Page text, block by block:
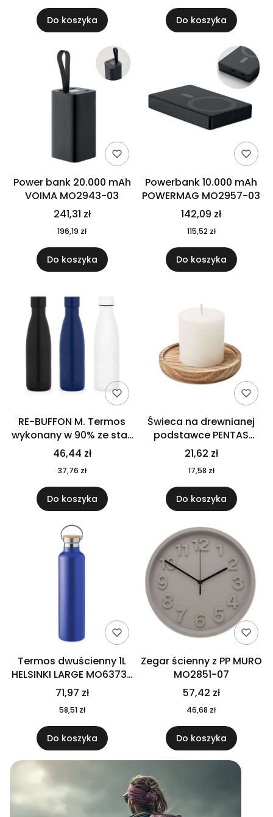
Do koszyka Do koszyka
Power bank 20.000 mAh
VOIMA MO2943-03
241,31 zł
196,19 zł
Do koszyka
Powerbank 10.000 mAh
POWERMAG MO2957-03
142,09 zł
115,52 zł
Do koszyka
RE-BUFFON M. Termos
wykonany w 90% ze stali
nierdzewnej
pochodzącej z
recyklingu 520 ml 94294
46,44 zł
37,76 zł
Do koszyka
Świeca na drewnianej
podstawce PENTAS
MO6282-40
21,62 zł
17,58 zł
Do koszyka
Termos dwuścienny 1L
HELSINKI LARGE MO6373-
04
71,97 zł
58,51 zł
Do koszyka
Zegar ścienny z PP MURO
MO2851-07
57,42 zł
46,68 zł
Do koszyka